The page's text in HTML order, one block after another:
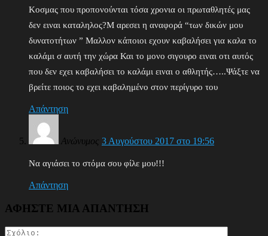
Κοσμας που προπονούνται τόσα χρονια οι πρωταθλητές μας
δεν ειναι καταληλος?Μ αρεσει η αναφορά “των δικών μου
δυνατοτήτων ” Μαλλον κάποιοι εχουν καβαλήσει για καλα το
καλάμι σ αυτή την χώρα Και το μονο σιγουρο ειναι οτι αυτός
που δεν εχει καβαλήσει το καλάμι ειναι ο αθλητής…..Ψάξτε να
βρείτε ποιος το εχει καβαλημένο στον περίγυρο του
Απάντηση
Ανώνυμος 3 Αυγούστου 2017 στο 19:56
Να αγιάσει το στόμα σου φίλε μου!!!
Απάντηση
ΑΦΗΣΤΕ ΜΙΑ ΑΠΑΝΤΗΣΗ